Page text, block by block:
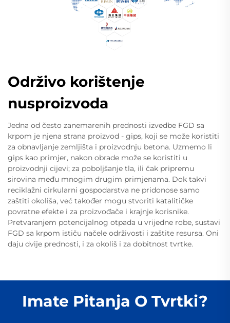
Održivo korištenje
nusproizvoda
Jedna od često zanemarenih prednosti izvedbe FGD sa
krpom je njena strana proizvod - gips, koji se može koristiti
za obnavljanje zemljišta i proizvodnju betona. Uzmemo li
gips kao primjer, nakon obrade može se koristiti u
proizvodnji cijevi; za poboljšanje tla, ili čak pripremu
sirovina među mnogim drugim primjenama. Dok takvi
reciklažni cirkularni gospodarstva ne pridonose samo
zaštiti okoliša, već također mogu stvoriti katalitičke
povratne efekte i za proizvođače i krajnje korisnike.
Pretvaranjem potencijalnog otpada u vrijedne robe, sustavi
FGD sa krpom ističu načele održivosti i zaštite resursa. Oni
daju dvije prednosti, i za okoliš i za dobitnost tvrtke.
Imate Pitanja O Tvrtki?